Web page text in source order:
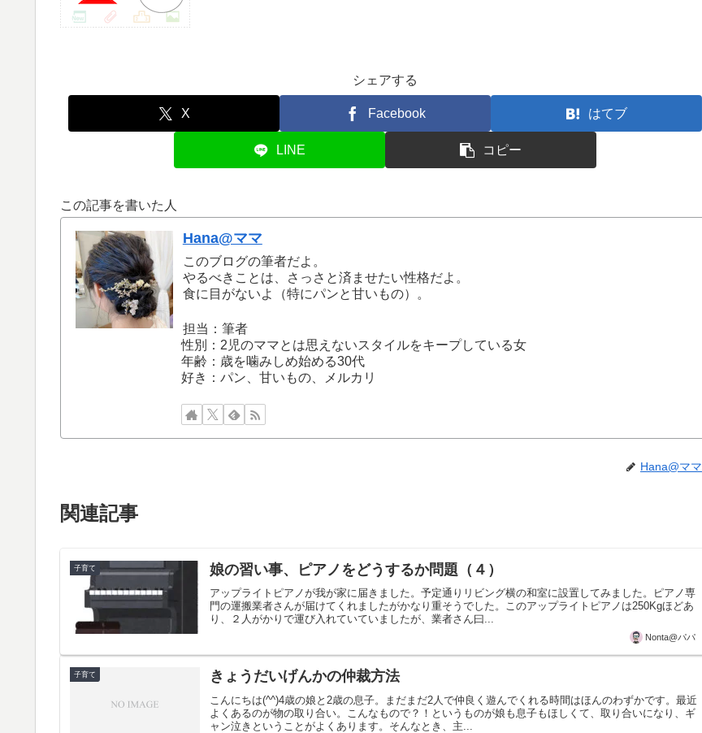
シェアする
X Facebook はてブ
LINE コピー
この記事を書いた人
Hana@ママ
このブログの筆者だよ。
やるべきことは、さっさと済ませたい性格だよ。
食に目がないよ（特にパンと甘いもの）。
担当：筆者
性別：2児のママとは思えないスタイルをキープしている女
年齢：歳を噛みしめ始める30代
好き：パン、甘いもの、メルカリ
Hana@ママ
関連記事
子育て 娘の習い事、ピアノをどうするか問題（４）
アップライトピアノが我が家に届きました。予定通りリビング横の和室に設置してみました。ピアノ専
門の運搬業者さんが届けてくれましたがかなり重そうでした。このアップライトピアノは250Kgほどあ
り、２人がかりで運び入れていていましたが、業者さん曰...
Nonta@パパ
子育て きょうだいげんかの仲裁方法
こんにちは(^^)4歳の娘と2歳の息子。まだまだ2人で仲良く遊んでくれる時間はほんのわずかです。最近
よくあるのが物の取り合い。こんなもので？！というものが娘も息子もほしくて、取り合いになり、ギ
ャン泣きということがよくあります。そんなとき、主...